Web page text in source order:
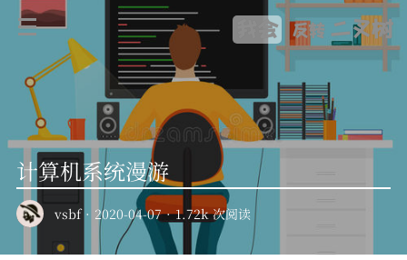
我会 反转 二叉树
计算机系统漫游
vsbf · 2020-04-07 · 1.72k 次阅读